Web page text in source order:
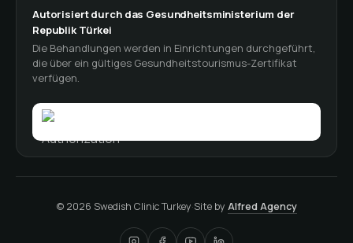
Autorisiert durch das Gesundheitsministerium der
Republik Türkei
Die Behandlungen werden in Einrichtungen durchgeführt,
die über ein gültiges Gesundheitstourismus-Zertifikat
verfügen.
© 2026 Swedish Clinic Turkey·Site by Alfred Agency